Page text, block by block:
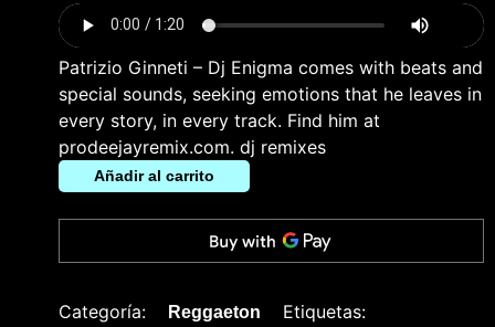
Patrizio Ginneti – Dj Enigma comes with beats and
special sounds, seeking emotions that he leaves in
every story, in every track. Find him at
prodeejayremix.com. dj remixes
Añadir al carrito
Categoría: Reggaeton Etiquetas: